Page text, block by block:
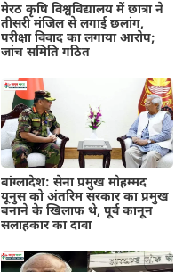
मेरठ कृषि विश्वविद्यालय में छात्रा ने
तीसरी मंजिल से लगाई छलांग,
परीक्षा विवाद का लगाया आरोप;
जांच समिति गठित
बांग्लादेश: सेना प्रमुख मोहम्मद
यूनुस को अंतरिम सरकार का प्रमुख
बनाने के खिलाफ थे, पूर्व कानून
सलाहकार का दावा